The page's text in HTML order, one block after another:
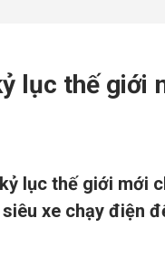
lục thế giới
lục thế giới mới
xe chạy điện